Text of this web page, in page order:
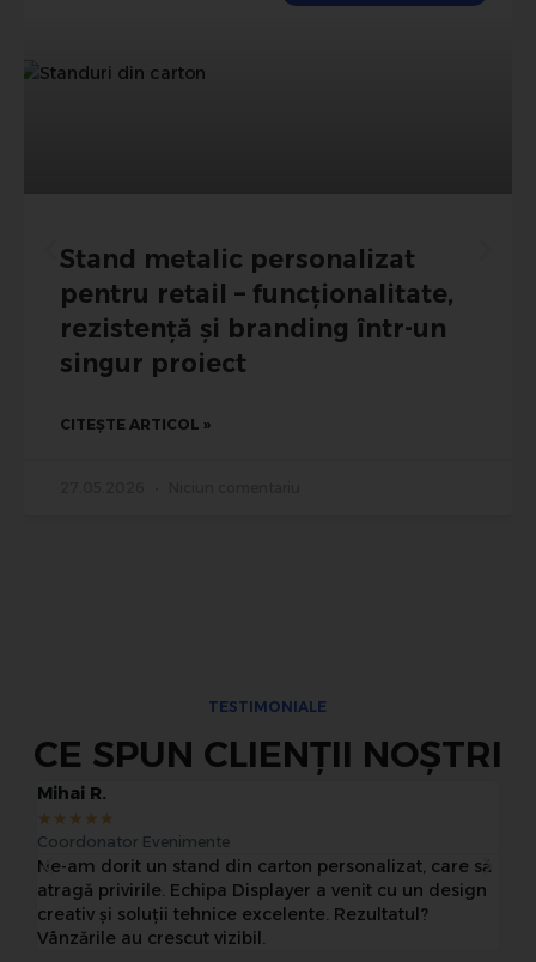
Stand metalic personalizat
pentru retail – funcționalitate,
rezistență și branding într-un
singur proiect
CITEȘTE ARTICOL »
TESTIMONIALE
CE SPUN CLIENȚII NOȘTRI
Mihai R.
★ ★ ★ ★ ★
Coordonator Evenimente
Ne-am dorit un stand din carton personalizat, care să
atragă privirile. Echipa Displayer a venit cu un design
creativ și soluții tehnice excelente. Rezultatul?
Vânzările au crescut vizibil.